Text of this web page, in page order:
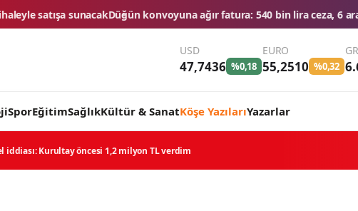
konvoyuna ağır fatura: 540 bin lira ceza, 6 araç trafikten men edildi
USD
47,7436 %0,18
EURO
55,2510 %0,32
SporEğitimSağlıkKültür & SanatKöşe YazılarıYazarlar
iddiası: Kurultay öncesi 1,2 milyon TL verdim